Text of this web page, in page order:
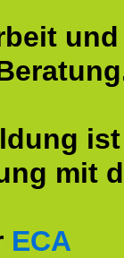
und
mit
ECA